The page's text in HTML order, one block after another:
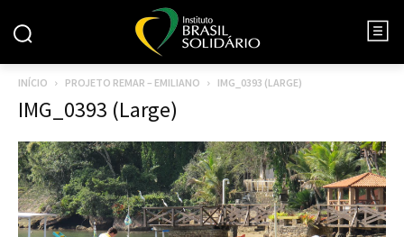
INÍCIO PROJETO REMAR – EMILIANO IMG_0393 (LARGE)
IMG_0393 (Large)